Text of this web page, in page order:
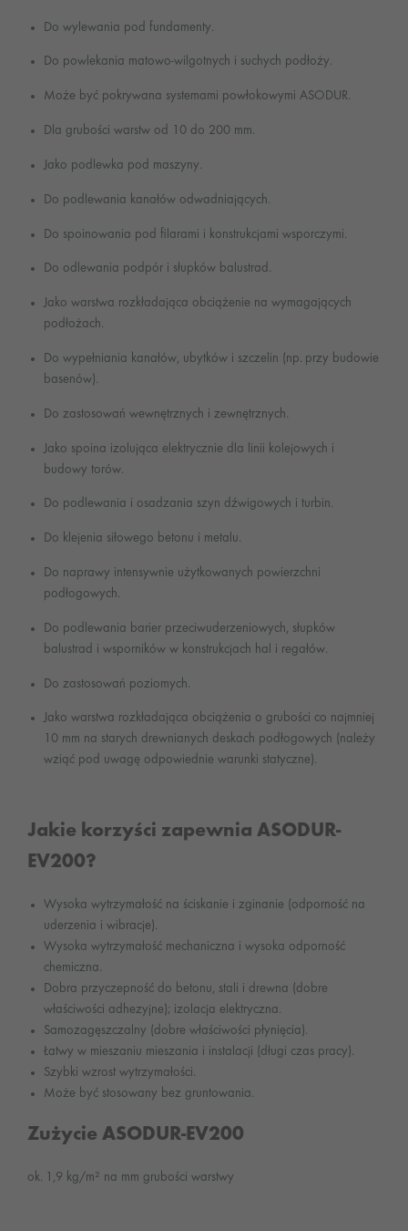
Do wylewania pod fundamenty.
Do powlekania matowo-wilgotnych i suchych podłoży.
Może być pokrywana systemami powłokowymi ASODUR.
Dla grubości warstw od 10 do 200 mm.
Jako podlewka pod maszyny.
Do podlewania kanałów odwadniających.
Do spoinowania pod filarami i konstrukcjami wsporczymi.
Do odlewania podpór i słupków balustrad.
Jako warstwa rozkładająca obciążenie na wymagających
podłożach.
Do wypełniania kanałów, ubytków i szczelin (np. przy budowie
basenów).
Do zastosowań wewnętrznych i zewnętrznych.
Jako spoina izolująca elektrycznie dla linii kolejowych i
budowy torów.
Do podlewania i osadzania szyn dźwigowych i turbin.
Do klejenia siłowego betonu i metalu.
Do naprawy intensywnie użytkowanych powierzchni
podłogowych.
Do podlewania barier przeciwuderzeniowych, słupków
balustrad i wsporników w konstrukcjach hal i regałów.
Do zastosowań poziomych.
Jako warstwa rozkładająca obciążenia o grubości co najmniej
10 mm na starych drewnianych deskach podłogowych (należy
wziąć pod uwagę odpowiednie warunki statyczne).
Jakie korzyści zapewnia ASODUR-
EV200?
Wysoka wytrzymałość na ściskanie i zginanie (odporność na
uderzenia i wibracje).
Wysoka wytrzymałość mechaniczna i wysoka odporność
chemiczna.
Dobra przyczepność do betonu, stali i drewna (dobre
właściwości adhezyjne); izolacja elektryczna.
Samozagęszczalny (dobre właściwości płynięcia).
Łatwy w mieszaniu mieszania i instalacji (długi czas pracy).
Szybki wzrost wytrzymałości.
Może być stosowany bez gruntowania.
Zużycie ASODUR-EV200
ok. 1,9 kg/m² na mm grubości warstwy